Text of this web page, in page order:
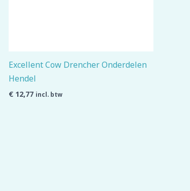
Excellent Cow Drencher Onderdelen
Hendel
€ 12,77 incl. btw